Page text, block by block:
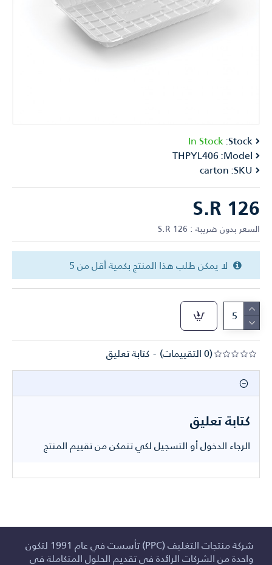
Stock:
In Stock
Model:
THPYL406
SKU:
carton
(0 التقييمات) - كتابة تعليق
S.R 126
السعر بدون ضريبة : S.R 126
لا يمكن طلب هذا المنتج بكمية أقل من 5
كتابة تعليق
الرجاء الدخولأو التسجيل لكي تتمكن من تقييم المنتج
شركة منتجات التغليف (PPC) تأسست في عام 1991 لتكون
واحدة من الشركات الرائدة في تقديم الحلول المتكاملة في